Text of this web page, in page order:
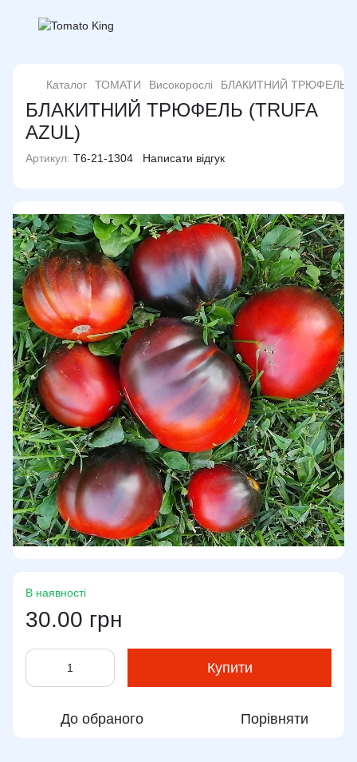
Каталог ТОМАТИ Високорослі БЛАКИТНИЙ ТРЮФЕЛЬ
БЛАКИТНИЙ ТРЮФЕЛЬ (TRUFA
AZUL)
Артикул: T6-21-1304 Написати відгук
В наявності
30.00 грн
Купити
До обраного Порівняти